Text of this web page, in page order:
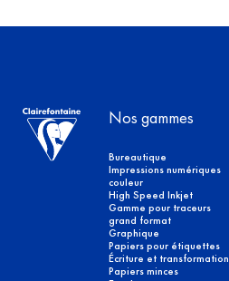
Nos gammes
Bureautique
Impressions numériques
couleur
High Speed Inkjet
Gamme pour traceurs
grand format
Graphique
Papiers pour étiquettes
Écriture et transformation
Papiers minces